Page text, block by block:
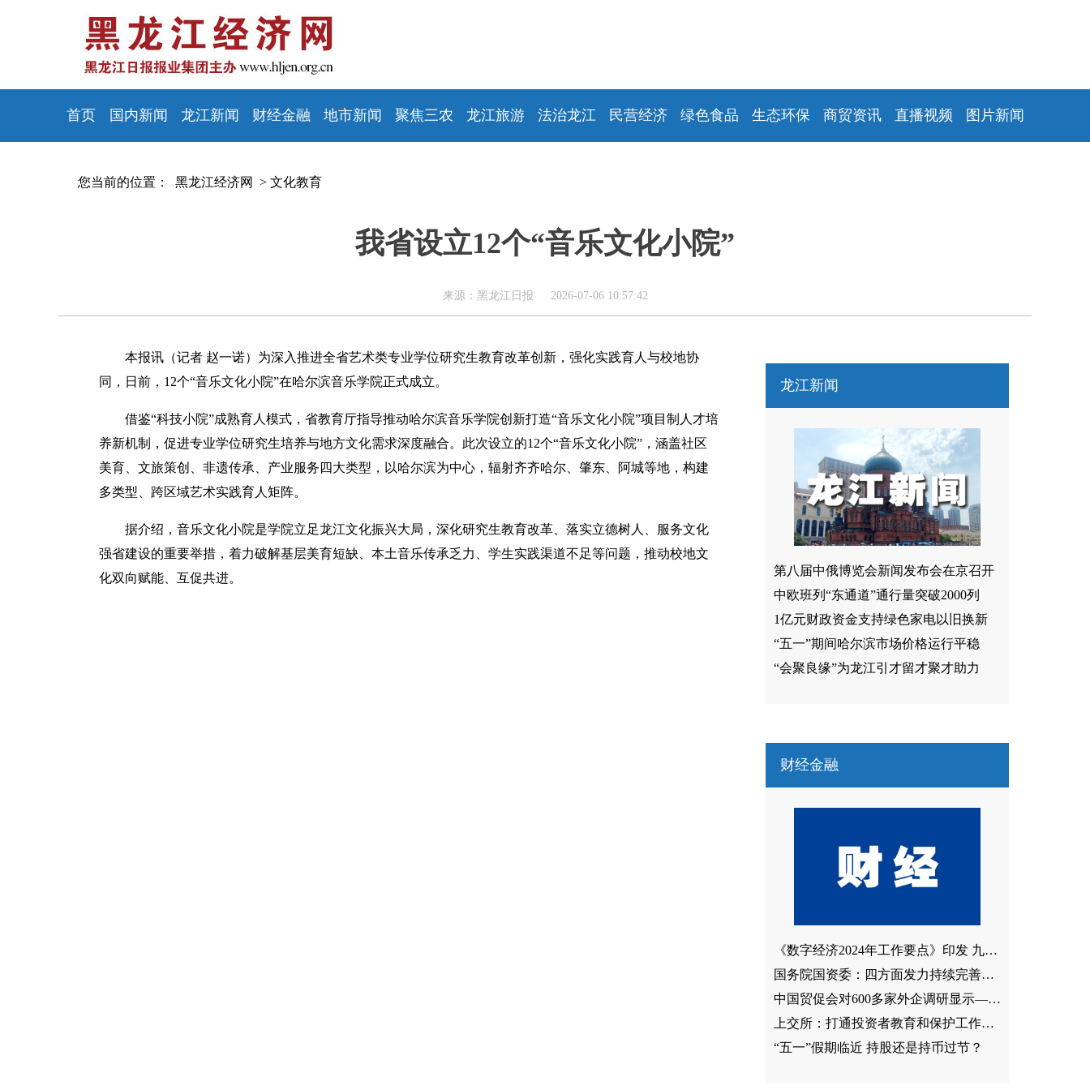
首页 国内新闻 龙江新闻 财经金融 地市新闻 聚焦三农 龙江旅游 法治龙江 民营经济 绿色食品 生态环保 商贸资讯 直播视频 图片新闻
您当前的位置： 黑龙江经济网 > 文化教育
我省设立12个“音乐文化小院”
来源：黑龙江日报 2026-07-06 10:57:42
本报讯（记者 赵一诺）为深入推进全省艺术类专业学位研究生教育改革创新，强化实践育人与校地协
同，日前，12个“音乐文化小院”在哈尔滨音乐学院正式成立。
借鉴“科技小院”成熟育人模式，省教育厅指导推动哈尔滨音乐学院创新打造“音乐文化小院”项目制人才培
养新机制，促进专业学位研究生培养与地方文化需求深度融合。此次设立的12个“音乐文化小院”，涵盖社区
美育、文旅策创、非遗传承、产业服务四大类型，以哈尔滨为中心，辐射齐齐哈尔、肇东、阿城等地，构建
多类型、跨区域艺术实践育人矩阵。
据介绍，音乐文化小院是学院立足龙江文化振兴大局，深化研究生教育改革、落实立德树人、服务文化
强省建设的重要举措，着力破解基层美育短缺、本土音乐传承乏力、学生实践渠道不足等问题，推动校地文
化双向赋能、互促共进。